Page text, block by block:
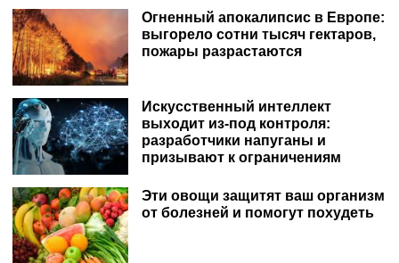
Огненный апокалипсис в Европе:
выгорело сотни тысяч гектаров,
пожары разрастаются
Искусственный интеллект
выходит из-под контроля:
разработчики напуганы и
призывают к ограничениям
Эти овощи защитят ваш организм
от болезней и помогут похудеть